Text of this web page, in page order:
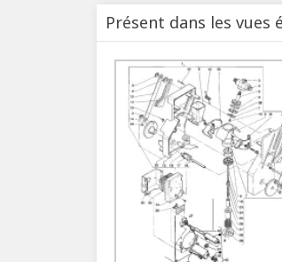
Présent dans les vues